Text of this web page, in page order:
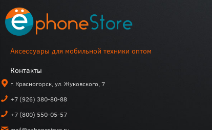
Аксессуары для мобильной техники оптом
Контакты
г. Красногорск, ул. Жуковского, 7
+7 (926) 380-80-88
+7 (800) 550-05-57